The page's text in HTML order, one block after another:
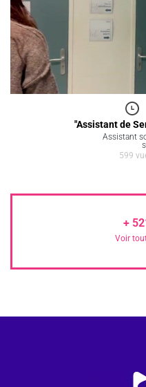
"Assistant de
Assistant
599
+
Voir